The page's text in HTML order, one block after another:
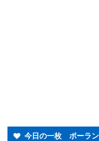
今日の一枚 ポーラ